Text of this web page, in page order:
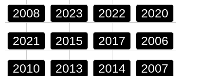
2008 2023 2022 2020
2021 2015 2017 2006
2010 2013 2014 2007